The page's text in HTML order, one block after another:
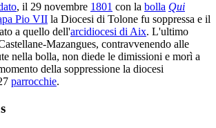
, il 29 novembre 1801 con la bolla Qui
Pio VII la Diocesi di Tolone fu soppressa e il
a quello dell'arcidiocesi di Aix. L'ultimo
Mazangues, contravvenendo alle
nella bolla, non diede le dimissioni e morì a
della soppressione la diocesi
parrocchie.